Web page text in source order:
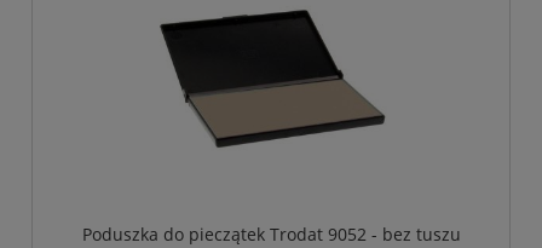
Poduszka do pieczątek Trodat 9052 - bez tuszu